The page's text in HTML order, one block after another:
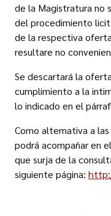
de la Magistratura no
del procedimiento
de la respectiva
resultare no
Se descartará la
cumplimiento a la
lo indicado en el
Como alternativa a
podrá acompañar en
que surja de la
siguiente página: